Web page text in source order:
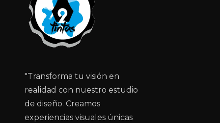
"Transforma tu visión en
realidad con nuestro estudio
de diseño. Creamos
experiencias visuales únicas